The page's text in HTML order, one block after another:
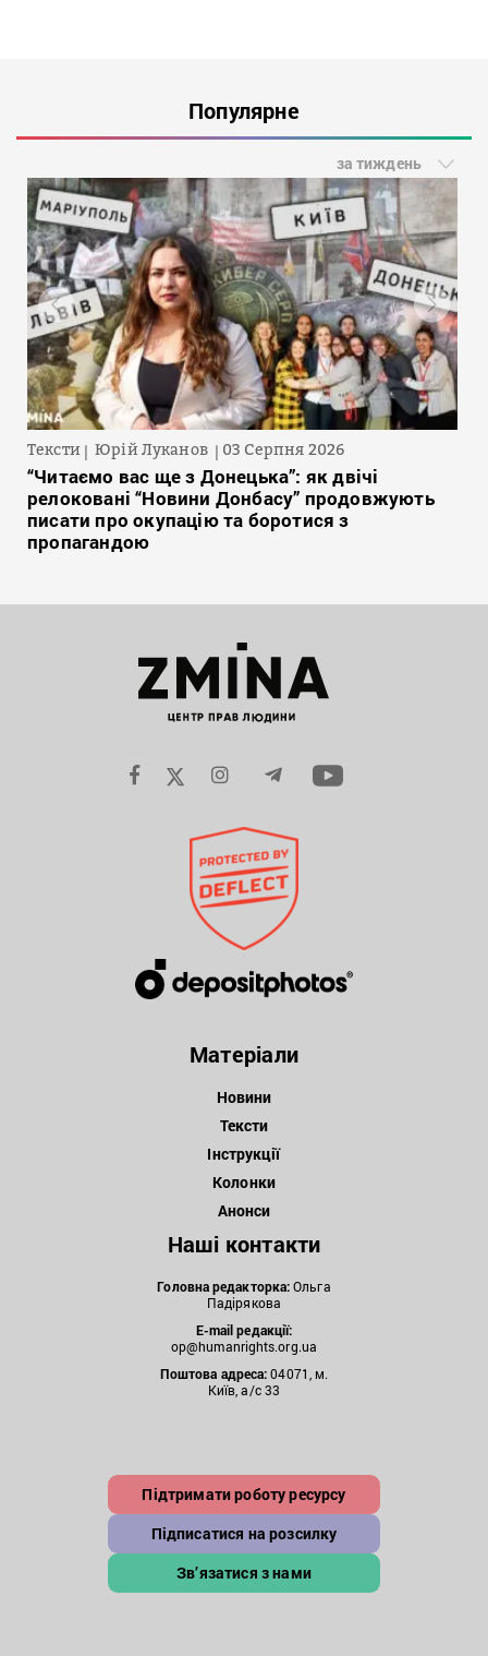
Популярне
за тиждень
Тексти Юрій Луканов 03 Серпня 2026
“Читаємо вас ще з Донецька”: як двічі
релоковані “Новини Донбасу” продовжують
писати про окупацію та боротися з
пропагандою
Матеріали
Новини
Тексти
Інструкції
Колонки
Анонси
Наші контакти
Головна редакторка:Ольга
Падірякова
E-mail редакції:
op@humanrights.org.ua
Поштова адреса:04071, м.
Київ, а/с 33
Підтримати роботу ресурсу
Підписатися на розсилку
Зв’язатися з нами